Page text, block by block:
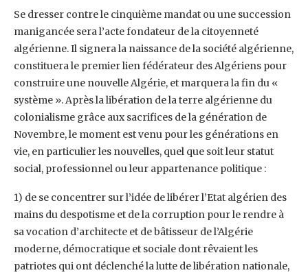
Se dresser contre le cinquième mandat ou une succession
manigancée sera l’acte fondateur de la citoyenneté
algérienne. Il signera la naissance de la société algérienne,
constituera le premier lien fédérateur des Algériens pour
construire une nouvelle Algérie, et marquera la fin du «
système ». Après la libération de la terre algérienne du
colonialisme grâce aux sacrifices de la génération de
Novembre, le moment est venu pour les générations en
vie, en particulier les nouvelles, quel que soit leur statut
social, professionnel ou leur appartenance politique :
1) de se concentrer sur l’idée de libérer l’Etat algérien des
mains du despotisme et de la corruption pour le rendre à
sa vocation d’architecte et de bâtisseur de l’Algérie
moderne, démocratique et sociale dont rêvaient les
patriotes qui ont déclenché la lutte de libération nationale,